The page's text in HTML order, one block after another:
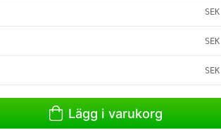
Lägg i varukorg
SEK
SEK
SEK